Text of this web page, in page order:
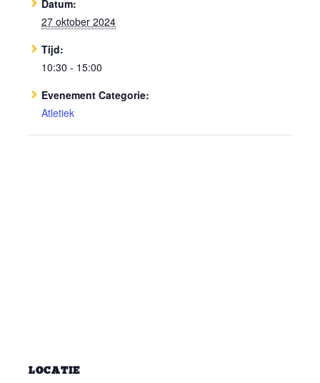
Datum:
27 oktober 2024
Tijd:
10:30 - 15:00
Evenement Categorie:
Atletiek
LOCATIE